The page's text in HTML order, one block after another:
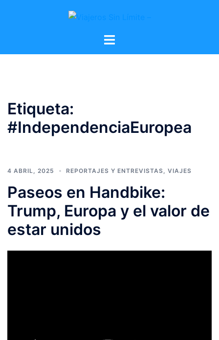
Etiqueta:
#IndependenciaEuropea
4 ABRIL, 2025 REPORTAJES Y ENTREVISTAS VIAJES
Paseos en Handbike:
Trump, Europa y el valor de
estar unidos